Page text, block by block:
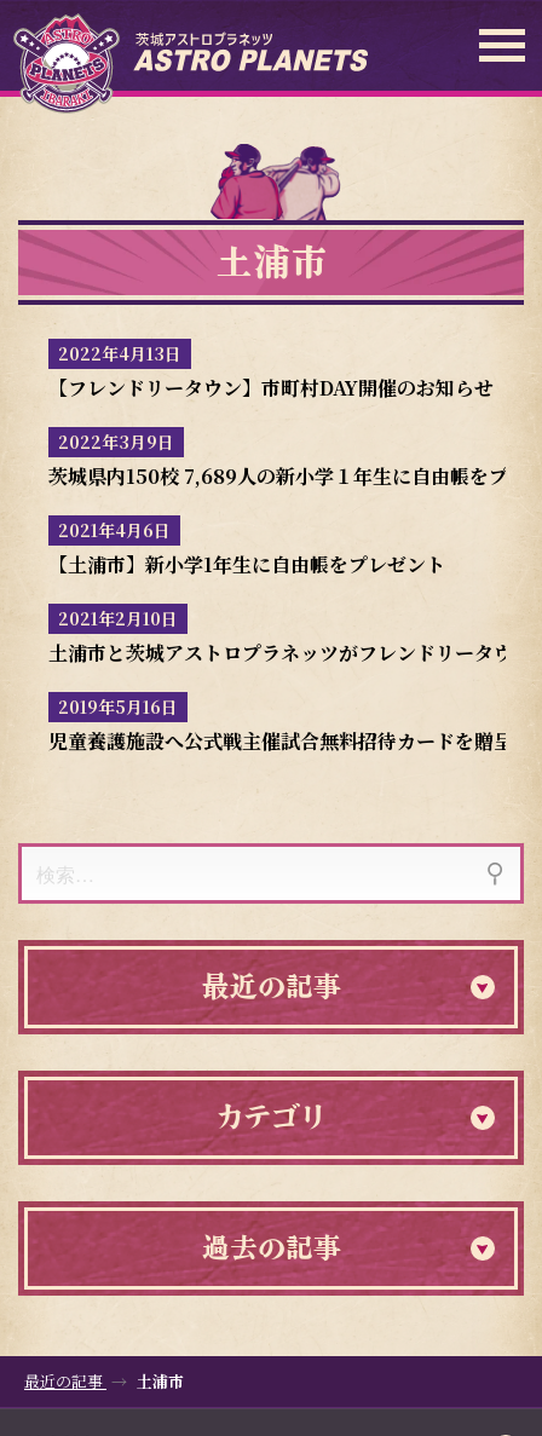
土浦市
2022年4月13日
【フレンドリータウン】市町村DAY開催のお知らせ
2022年3月9日
茨城県内150校 7,689人の新小学１年生に自由帳をプレ
2021年4月6日
【土浦市】新小学1年生に自由帳をプレゼント
2021年2月10日
土浦市と茨城アストロプラネッツがフレンドリータウン
2019年5月16日
児童養護施設へ公式戦主催試合無料招待カードを贈呈
索:
最近の記事
カテゴリ
過去の記事
最近の記事 土浦市